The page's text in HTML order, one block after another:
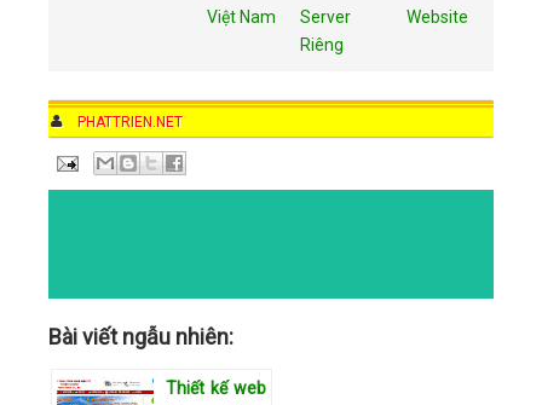
Việt Nam
Server
Riêng
Website
AUTHOR
PHATTRIEN.NET
DATE
8:51 AM
Bài viết ngẫu nhiên:
Thiết kế web